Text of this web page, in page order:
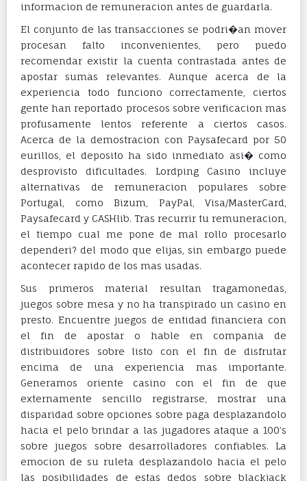
informacion de remuneracion antes de guardarla.
El conjunto de las transacciones se podri�an mover
procesan falto inconvenientes, pero puedo
recomendar existir la cuenta contrastada antes de
apostar sumas relevantes. Aunque acerca de la
experiencia todo funciono correctamente, ciertos
gente han reportado procesos sobre verificacion mas
profusamente lentos referente a ciertos casos.
Acerca de la demostracion con Paysafecard por 50
eurillos, el deposito ha sido inmediato asi� como
desprovisto dificultades. Lordping Casino incluye
alternativas de remuneracion populares sobre
Portugal, como Bizum, PayPal, Visa/MasterCard,
Paysafecard y CASHlib. Tras recurrir tu remuneracion,
el tiempo cual me pone de mal rollo procesarlo
dependeri? del modo que elijas, sin embargo puede
acontecer rapido de los mas usadas.
Sus primeros material resultan tragamonedas,
juegos sobre mesa y no ha transpirado un casino en
presto. Encuentre juegos de entidad financiera con
el fin de apostar o hable en compania de
distribuidores sobre listo con el fin de disfrutar
encima de una experiencia mas importante.
Generamos oriente casino con el fin de que
externamente sencillo registrarse, mostrar una
disparidad sobre opciones sobre paga desplazandolo
hacia el pelo brindar a las jugadores ataque a 100’s
sobre juegos sobre desarrolladores confiables. La
emocion de su ruleta desplazandolo hacia el pelo
las posibilidades de estas dedos sobre blackjack